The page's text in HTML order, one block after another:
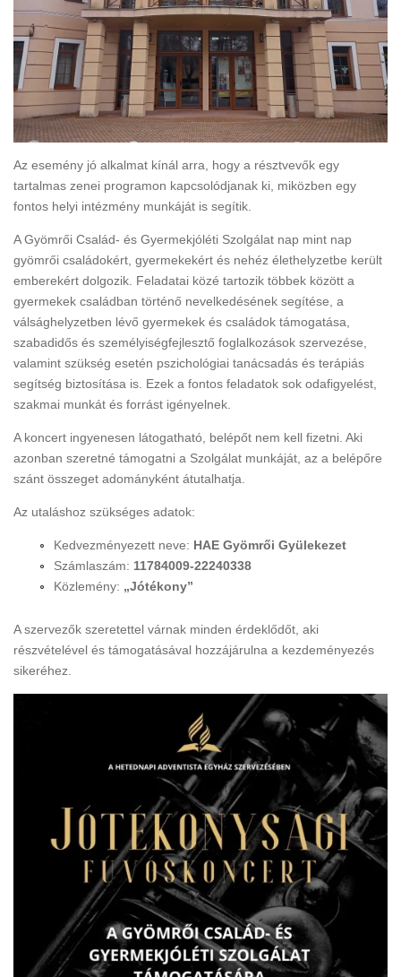
Az esemény jó alkalmat kínál arra, hogy a résztvevők egy
tartalmas zenei programon kapcsolódjanak ki, miközben egy
fontos helyi intézmény munkáját is segítik.
A Gyömrői Család- és Gyermekjóléti Szolgálat nap mint nap
gyömrői családokért, gyermekekért és nehéz élethelyzetbe került
emberekért dolgozik. Feladatai közé tartozik többek között a
gyermekek családban történő nevelkedésének segítése, a
válsághelyzetben lévő gyermekek és családok támogatása,
szabadidős és személyiségfejlesztő foglalkozások szervezése,
valamint szükség esetén pszichológiai tanácsadás és terápiás
segítség biztosítása is. Ezek a fontos feladatok sok odafigyelést,
szakmai munkát és forrást igényelnek.
A koncert ingyenesen látogatható, belépőt nem kell fizetni. Aki
azonban szeretné támogatni a Szolgálat munkáját, az a belépőre
szánt összeget adományként átutalhatja.
Az utaláshoz szükséges adatok:
Kedvezményezett neve: HAE Gyömrői Gyülekezet
Számlaszám: 11784009-22240338
Közlemény: „Jótékony”
A szervezők szeretettel várnak minden érdeklődőt, aki
részvételével és támogatásával hozzájárulna a kezdeményezés
sikeréhez.